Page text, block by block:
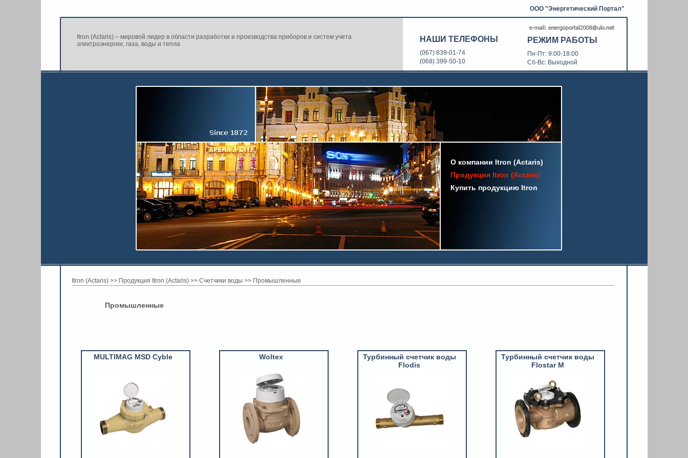
Itron (Actaris) – мировой лидер в области разработки и производства приборов и систем учета
электроэнергии, газа, воды и тепла
ООО "Энергетический Портал"
НАШИ ТЕЛЕФОНЫ
(067) 839-01-74
(068) 399-50-10
РЕЖИМ РАБОТЫ
Пн-Пт: 9:00-18:00
Сб-Вс: Выходной
О компании Itron (Actaris)
Продукция Itron (Actaris)
Купить продукцию Itron
Itron (Actaris)>> Продукция Itron (Actaris)>> Счетчики воды >> Промышленные
Промышленные
MULTIMAG MSD Cyble Woltex
Турбинный счетчик воды
Flodis
Турбинный счетчик воды
Flostar M